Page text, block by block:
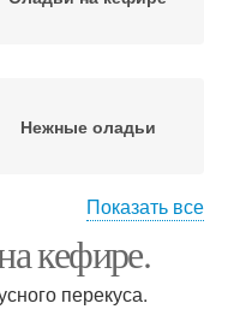
Нежные оладьи
оладьи с квашеной
капустой
Показать все
кефире.
перекуса.